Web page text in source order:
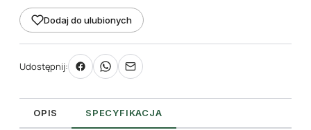
x
200m
do
zadruku
Dodaj do ulubionych
Udostępnij:
OPIS SPECYFIKACJA